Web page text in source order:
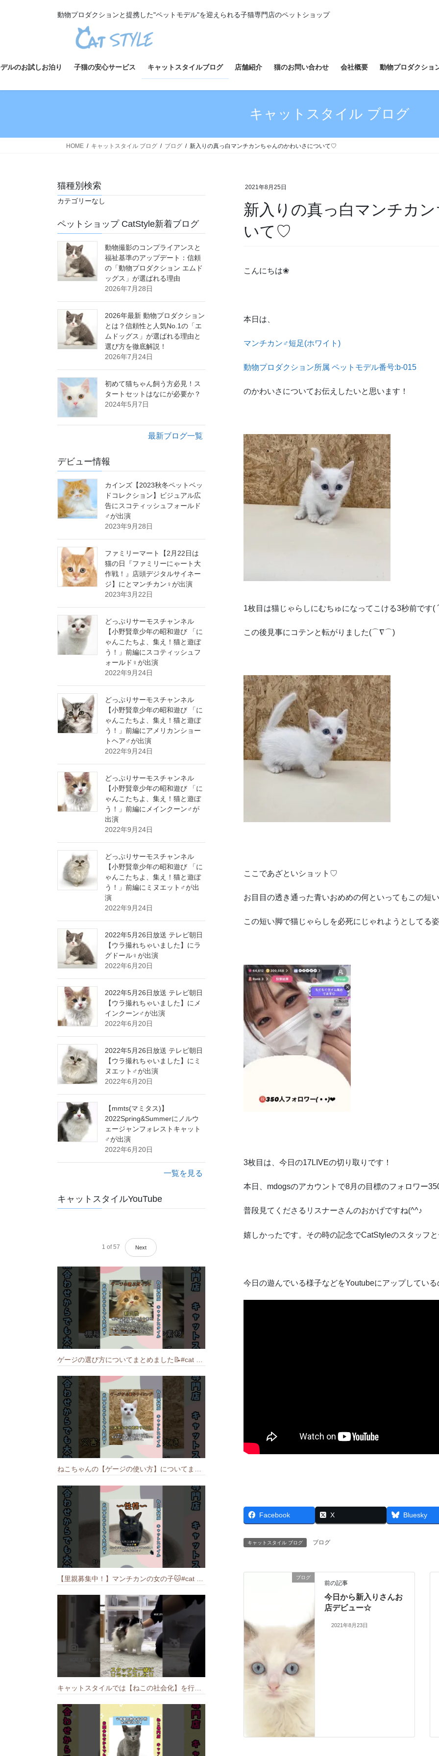
へ
ョ
動物プロダクションと提携した"ペットモデル"を迎えられる子猫専門店のペットショップ
ルのお試しお泊り 子猫の安心サービス キャットスタイルブログ 店舗紹介 猫のお問い合わせ 会社概要 動物プロダクショ
キャットスタイル ブログ
HOME キャットスタイル ブログ ブログ 新入りの真っ白マンチカンちゃんのかわいさについて♡
2021年8月25日
新入りの真っ白マンチカ
いて♡
こんにちは❀
本日は、
マンチカン♂短足(ホワイト)
動物プロダクション所属 ペットモデル番号:b-015
のかわいさについてお伝えしたいと思います！
1枚目は猫じゃらしにむちゅになってこける3秒前です(
この後見事にコテンと転がりました(⌒∇⌒)
ここであざといショット♡
お目目の透き通った青いおめめの何といってもこの短
この短い脚で猫じゃらしを必死にじゃれようとしてる
3枚目は、今日の17LIVEの切り取りです！
本日、mdogsのアカウントで8月の目標のフォロワー
普段見てくださるリスナーさんのおかげですね(^^♪
嬉しかったです。その時の記念でCatStyleのスタッフ
今日の遊んでいる様子などをYoutubeにアップしてい
Facebook X Bluesky
キャットスタイル ブログ ブログ
ブログ
前の記事
今日から新入りさんお
店デビュー☆
2021年8月23日
猫種別検索
カテゴリーなし
ペットショップ CatStyle新着ブログ
動物撮影のコンプライアンスと
福祉基準のアップデート：信頼
の「動物プロダクション エムド
ッグス」が選ばれる理由
2026年7月28日
2026年最新 動物プロダクション
とは？信頼性と人気No.1の「エ
ムドッグス」が選ばれる理由と
選び方を徹底解説！
2026年7月24日
初めて猫ちゃん飼う方必見！ス
タートセットはなにが必要か？
2024年5月7日
最新ブログ一覧
デビュー情報
カインズ【2023秋冬ペットベッ
ドコレクション】ビジュアル広
告にスコティッシュフォールド
♂が出演
2023年9月28日
ファミリーマート【2月22日は
猫の日『ファミリーにゃート大
作戦！』店頭デジタルサイネー
ジ】にとマンチカン♀が出演
2023年3月22日
どっぷりサーモスチャンネル
【小野賢章少年の昭和遊び 「に
ゃんこたちよ、集え！猫と遊ぼ
う！」前編にスコティッシュフ
ォールド♀が出演
2022年9月24日
どっぷりサーモスチャンネル
【小野賢章少年の昭和遊び 「に
ゃんこたちよ、集え！猫と遊ぼ
う！」前編にアメリカンショー
トヘア♂が出演
2022年9月24日
どっぷりサーモスチャンネル
【小野賢章少年の昭和遊び 「に
ゃんこたちよ、集え！猫と遊ぼ
う！」前編にメインクーン♂が
出演
2022年9月24日
どっぷりサーモスチャンネル
【小野賢章少年の昭和遊び 「に
ゃんこたちよ、集え！猫と遊ぼ
う！」前編にミヌエット♂が出
演
2022年9月24日
2022年5月26日放送 テレビ朝日
【ウラ撮れちゃいました】にラ
グドール♀が出演
2022年6月20日
2022年5月26日放送 テレビ朝日
【ウラ撮れちゃいました】にメ
インクーン♂が出演
2022年6月20日
2022年5月26日放送 テレビ朝日
【ウラ撮れちゃいました】にミ
ヌエット♂が出演
2022年6月20日
【mmts(マミタス)】
2022Spring&Summerにノルウ
ェージャンフォレストキャット
♂が出演
2022年6月20日
一覧を見る
キャットスタイルYouTube
1 of 57 Next
ゲージの選び方についてまとめました️📝#cat #猫のいる暮らし #ねこ #キャット #munchkin
ねこちゃんの【ゲージの使い方】についてまとめました️🐱📝